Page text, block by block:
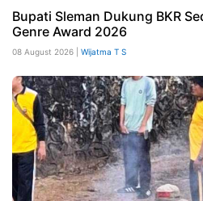
Bupati Sleman Dukung BKR
Genre Award 2026
08 August 2026 | Wijatma T S